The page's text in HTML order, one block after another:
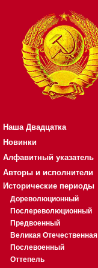
Наша Двадцатка
Новинки
Алфавитный указатель
Авторы и исполнители
Исторические периоды
Дореволюционный
Послереволюционный
Предвоенный
Великая Отечественная
Послевоенный
Оттепель